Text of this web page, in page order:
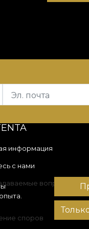
Эл. почта
информация
с нами
вопросы
споров